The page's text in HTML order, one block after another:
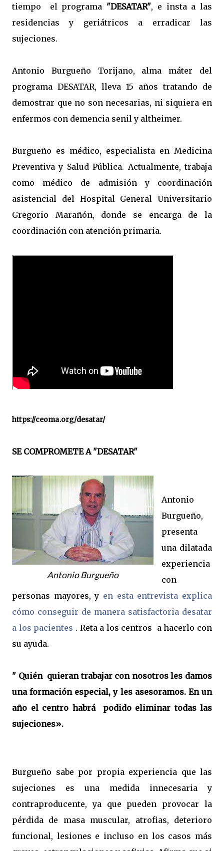
tiempo el programa "DESATAR", e insta a las
residencias y geriátricos a erradicar las
sujeciones.
Antonio Burgueño Torijano, alma máter del
programa DESATAR, lleva 15 años tratando de
demostrar que no son necesarias, ni siquiera en
enfermos con demencia senil y altheimer.
Burgueño es médico, especialista en Medicina
Preventiva y Salud Pública. Actualmente, trabaja
como médico de admisión y coordinación
asistencial del Hospital General Universitario
Gregorio Marañón, donde se encarga de la
coordinación con atención primaria.
https://ceoma.org/desatar/
SE COMPROMETE A "DESATAR"
Antonio Burgueño
Antonio
Burgueño,
presenta
una dilatada
experiencia
con
personas mayores, y en esta entrevista explica
cómo conseguir de manera satisfactoria desatar
a los pacientes . Retaa los centros a hacerlo con
su ayuda.
" Quién quieran trabajar con nosotros les damos
una formación especial, y les asesoramos. En un
año el centro habrá podido eliminar todas las
sujeciones».
Burgueño sabe por propia experiencia que las
sujeciones es una medida innecesaria y
contraproducente, ya que pueden provocar la
pérdida de masa muscular, atrofias, deterioro
funcional, lesiones e incluso en los casos más